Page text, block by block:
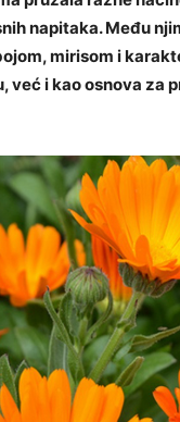
napitaka. Među
mirisom i
već i kao osnova za